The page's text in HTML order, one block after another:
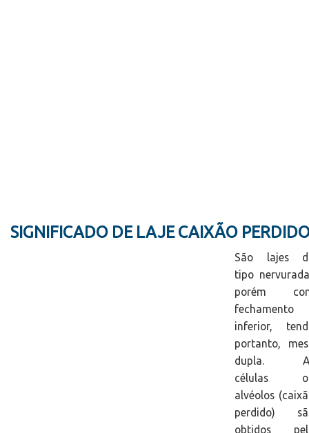
SIGNIFICADO DE LAJE CAIXÃO
São lajes
tipo
porém
fechamento
inferior,
portanto,
dupla.
células
alvéolos
perdido)
obtidos